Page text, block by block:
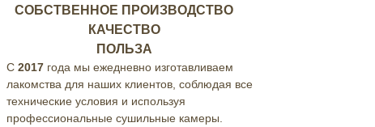
СОБСТВЕННОЕ ПРОИЗВОДСТВО
КАЧЕСТВО
ПОЛЬЗА
С 2017 года мы ежедневно изготавливаем
лакомства для наших клиентов, соблюдая все
технические условия и используя
профессиональные сушильные камеры.